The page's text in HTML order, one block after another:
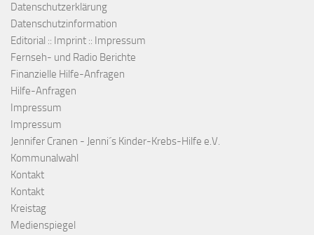
Datenschutzerklärung
Datenschutzinformation
Editorial :: Imprint :: Impressum
Fernseh- und Radio Berichte
Finanzielle Hilfe-Anfragen
Hilfe-Anfragen
Impressum
Impressum
Jennifer Cranen - Jenni´s Kinder-Krebs-Hilfe e.V.
Kommunalwahl
Kontakt
Kontakt
Kreistag
Medienspiegel